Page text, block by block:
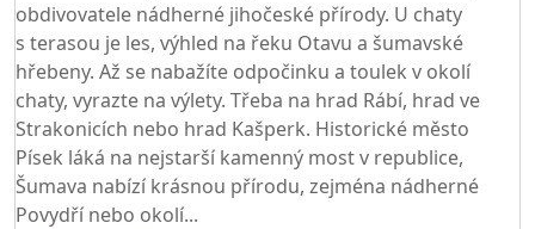
obdivovatele nádherné jihočeské přírody. U chaty
s terasou je les, výhled na řeku Otavu a šumavské
hřebeny. Až se nabažíte odpočinku a toulek v okolí
chaty, vyrazte na výlety. Třeba na hrad Rábí, hrad ve
Strakonicích nebo hrad Kašperk. Historické město
Písek láká na nejstarší kamenný most v republice,
Šumava nabízí krásnou přírodu, zejména nádherné
Povydří nebo okolí...